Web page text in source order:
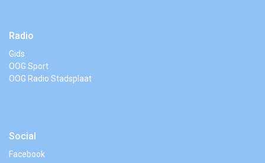
Radio
Gids
OOG Sport
OOG Radio Stadsplaat
Social
Facebook